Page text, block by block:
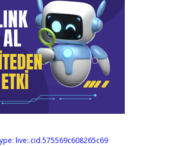
live:.cid.575569c608265c69